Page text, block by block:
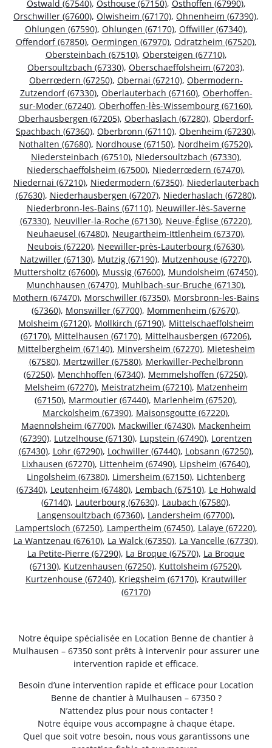
Ostwald (67540), Osthouse (67150), Osthoffen (67990),
Orschwiller (67600), Olwisheim (67170), Ohnenheim (67390),
Ohlungen (67590), Ohlungen (67170), Offwiller (67340),
Offendorf (67850), Oermingen (67970), Odratzheim (67520),
Obersteinbach (67510), Obersteigen (67710),
Obersoultzbach (67330), Oberschaeffolsheim (67203),
Oberrœdern (67250), Obernai (67210), Obermodern-
Zutzendorf (67330), Oberlauterbach (67160), Oberhoffen-
sur-Moder (67240), Oberhoffen-lès-Wissembourg (67160),
Oberhausbergen (67205), Oberhaslach (67280), Oberdorf-
Spachbach (67360), Oberbronn (67110), Obenheim (67230),
Nothalten (67680), Nordhouse (67150), Nordheim (67520),
Niedersteinbach (67510), Niedersoultzbach (67330),
Niederschaeffolsheim (67500), Niederrœdern (67470),
Niedernai (67210), Niedermodern (67350), Niederlauterbach
(67630), Niederhausbergen (67207), Niederhaslach (67280),
Niederbronn-les-Bains (67110), Neuwiller-lès-Saverne
(67330), Neuviller-la-Roche (67130), Neuve-Église (67220),
Neuhaeusel (67480), Neugartheim-Ittlenheim (67370),
Neubois (67220), Neewiller-près-Lauterbourg (67630),
Natzwiller (67130), Mutzig (67190), Mutzenhouse (67270),
Muttersholtz (67600), Mussig (67600), Mundolsheim (67450),
Munchhausen (67470), Muhlbach-sur-Bruche (67130),
Mothern (67470), Morschwiller (67350), Morsbronn-les-Bains
(67360), Monswiller (67700), Mommenheim (67670),
Molsheim (67120), Mollkirch (67190), Mittelschaeffolsheim
(67170), Mittelhausen (67170), Mittelhausbergen (67206),
Mittelbergheim (67140), Minversheim (67270), Mietesheim
(67580), Mertzwiller (67580), Merkwiller-Pechelbronn
(67250), Menchhoffen (67340), Memmelshoffen (67250),
Melsheim (67270), Meistratzheim (67210), Matzenheim
(67150), Marmoutier (67440), Marlenheim (67520),
Marckolsheim (67390), Maisonsgoutte (67220),
Maennolsheim (67700), Mackwiller (67430), Mackenheim
(67390), Lutzelhouse (67130), Lupstein (67490), Lorentzen
(67430), Lohr (67290), Lochwiller (67440), Lobsann (67250),
Lixhausen (67270), Littenheim (67490), Lipsheim (67640),
Lingolsheim (67380), Limersheim (67150), Lichtenberg
(67340), Leutenheim (67480), Lembach (67510), Le Hohwald
(67140), Lauterbourg (67630), Laubach (67580),
Langensoultzbach (67360), Landersheim (67700),
Lampertsloch (67250), Lampertheim (67450), Lalaye (67220),
La Wantzenau (67610), La Walck (67350), La Vancelle (67730),
La Petite-Pierre (67290), La Broque (67570), La Broque
(67130), Kutzenhausen (67250), Kuttolsheim (67520),
Kurtzenhouse (67240), Kriegsheim (67170), Krautwiller
(67170)
Notre équipe spécialisée en Location Benne de chantier à
Mulhausen – 67350 sont prêts à intervenir pour assurer une
intervention rapide et efficace.
Besoin d’une intervention rapide et efficace pour Location
Benne de chantier à Mulhausen – 67350 ?
N’attendez plus pour nous contacter !
Notre équipe vous accompagne à chaque étape.
Quel que soit votre besoin, nous vous garantissons une